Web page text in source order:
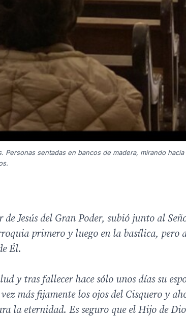
sentadas en bancos de madera, mirando
Jesús del Gran Poder, subió junto al
primero y luego en la basílica, pero
Él.
y tras fallecer hace sólo unos días su
más fijamente los ojos del Cisquero y
la eternidad. Es seguro que el Hijo de